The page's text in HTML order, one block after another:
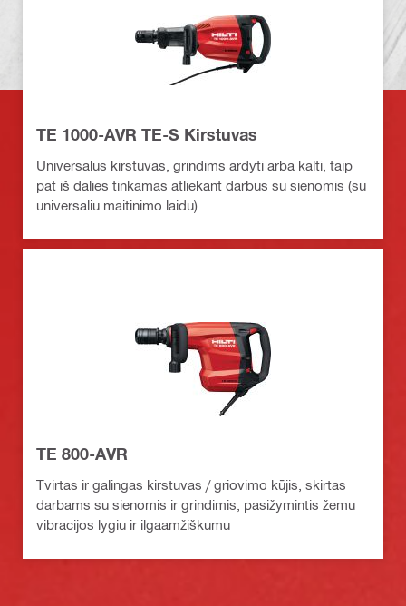
TE 1000-AVR TE-S Kirstuvas
Universalus kirstuvas, grindims ardyti arba kalti, taip
pat iš dalies tinkamas atliekant darbus su sienomis (su
universaliu maitinimo laidu)
TE 800-AVR
Tvirtas ir galingas kirstuvas / griovimo kūjis, skirtas
darbams su sienomis ir grindimis, pasižymintis žemu
vibracijos lygiu ir ilgaamžiškumu